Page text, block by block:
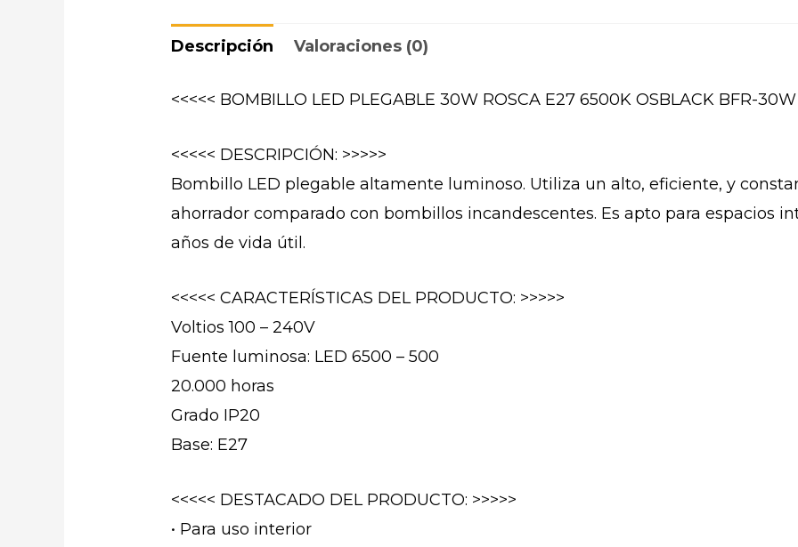
Descripción Valoraciones (0)
<<<<< BOMBILLO LED PLEGABLE 30W ROSCA E27 6500K OSBLACK BFR-30W
<<<<< DESCRIPCIÓN: >>>>>
Bombillo LED plegable altamente luminoso. Utiliza un alto, eficiente, y
ahorrador comparado con bombillos incandescentes. Es apto para espacios
años de vida útil.
<<<<< CARACTERÍSTICAS DEL PRODUCTO: >>>>>
Voltios 100 – 240V
Fuente luminosa: LED 6500 – 500
20.000 horas
Grado IP20
Base: E27
<<<<< DESTACADO DEL PRODUCTO: >>>>>
• Para uso interior